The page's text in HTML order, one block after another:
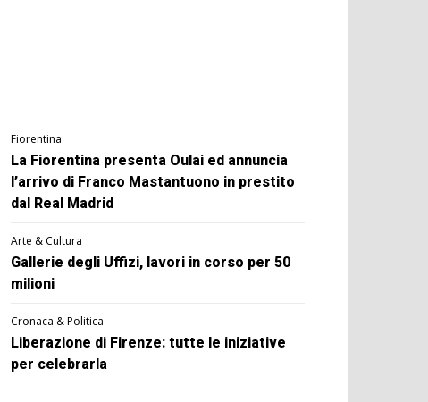
Fiorentina
La Fiorentina presenta Oulai ed annuncia
l’arrivo di Franco Mastantuono in prestito
dal Real Madrid
Arte & Cultura
Gallerie degli Uffizi, lavori in corso per 50
milioni
Cronaca & Politica
Liberazione di Firenze: tutte le iniziative
per celebrarla